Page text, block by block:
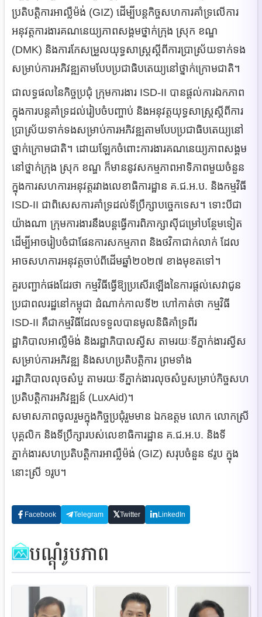
ប្រតិបត្តិការអាល្លឺម៉ង់ (GIZ) ដើម្បីបន្តកិច្ចសហការគាំទ្រលើការ
អនុវត្តការងារគណនេយ្យភាពសង្គមថ្នាក់ក្រុង ស្រុក ខណ្ឌ
(DMK) និងការកែសម្រួលយុទ្ធសាស្រ្តស្តីពីការប្រាស្រ័យទាក់ទង
សម្រាប់ការអភិវឌ្ឍតាមបែបប្រជាធិបតេយ្យនៅថ្នាក់ក្រោមជាតិ។
ជាលទ្ធផលនៃកិច្ចប្រជុំ ក្រុមការងារ ISD-II បានផ្តល់ការឯកភាព
ក្នុងការបន្តគាំទ្រដល់រៀបចំបញ្ចាប់ និងអនុវត្តយុទ្ធសាស្រ្តស្តីពីការ
ប្រាស្រ័យទាក់ទងសម្រាប់ការអភិវឌ្ឍតាមបែបប្រជាធិបតេយ្យនៅ
ថ្នាក់ក្រោមជាតិ។​ ដោយឡែកចំពោះការងារគណនេយ្យភាពសង្គម
នៅថ្នាក់ក្រុង ស្រុក ខណ្ឌ ក៏មាននូវសកម្មភាពអាទិភាពមួយចំនួន
ក្នុងការសហការអនុវត្តរវាងលេខាធិការដ្ឋាន គ.ជ.អ.ប. និងកម្មវិធី
ISD-II ជាពិសេសការគាំទ្រដល់ទីប្រឹក្សាបច្ចេកទេស។ ​ទោះបីជា
យ៉ាងណា​ ក្រុមការងារនឹងបន្តធ្វើការពិភាក្សាស៊ីជម្រៅបន្ថែមទៀត
ដើម្បីអាចរៀបចំជាផែនការសកម្មភាព និងថវិកាជាក់លាក់ ដែល
អាចសហការអនុវត្តចាប់ពីដើមឆ្នាំ២០២៧ ខាងមុខ​តទៅ។
គួរបញ្ជាក់ផងដែរថា កម្មវិធីធ្វើឱ្យប្រសើរឡើងនៃការផ្ដល់សេវាជូន
ប្រជាពលរដ្ឋនៅកម្ពុជា ដំណាក់កាលទី២ ហៅកាត់ថា កម្មវិធី
ISD-II គឺជាកម្មវិធីដែលទទួលបានមូលនិធិគាំទ្រពីរ
ដ្ឋាភិបាលអាល្លឺម៉ង់ និងរដ្ឋាភិបាលស្វីស តាមរយៈទីភ្នាក់ងារស្វីស
សម្រាប់ការអភិវឌ្ឍ និងសហប្រតិបត្តិការ ព្រមទាំង
រដ្ឋាភិបាលលុចសំបួ តាមរយៈទីភ្នាក់ងារលុចសំបួសម្រាប់កិច្ចសហ
ប្រតិបត្តិការអភិវឌ្ឍន៍ (LuxAid)។
សមាសភាពចូលរួមក្នុងកិច្ចប្រជុំរួមមាន ឯកឧត្តម លោក លោកស្រី
បុគ្គលិក និងទីប្រឹក្សារបស់លេខាធិការដ្ឋាន គ.ជ.អ.ប. និងទី
ភ្នាក់ងារសហប្រតិបត្តិការអាល្លឺម៉ង់ (GIZ) សរុបចំនួន ៩រូប ក្នុង
នោះស្រី ១រូប។
Facebook Telegram 𝕏Twitter LinkedIn
បណ្ដុំរូបភាព